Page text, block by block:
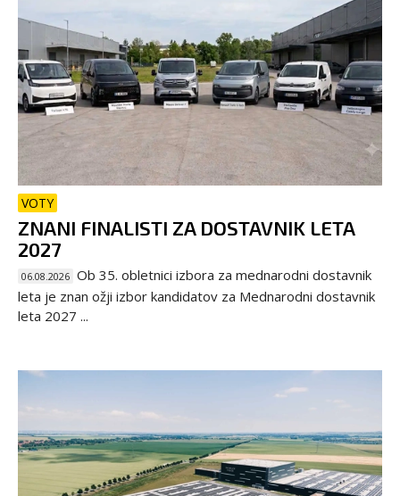
VOTY
ZNANI FINALISTI ZA DOSTAVNIK LETA
2027
06.08.2026 Ob 35. obletnici izbora za mednarodni dostavnik
leta je znan ožji izbor kandidatov za Mednarodni dostavnik
leta 2027 ...